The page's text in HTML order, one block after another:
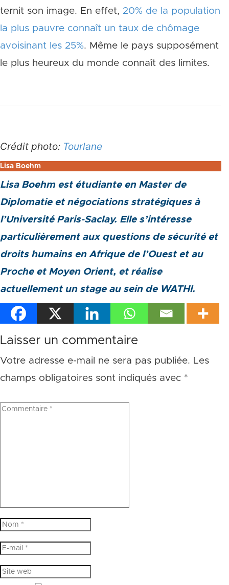
ternit son image. En effet, 20% de la population
la plus pauvre connaît un taux de chômage
avoisinant les 25%. Même le pays supposément
le plus heureux du monde connaît des limites.
Crédit photo: Tourlane
Lisa Boehm
Lisa Boehm est étudiante en Master de
Diplomatie et négociations stratégiques à
l’Université Paris-Saclay. Elle s’intéresse
particulièrement aux questions de sécurité et
droits humains en Afrique de l’Ouest et au
Proche et Moyen Orient, et réalise
actuellement un stage au sein de WATHI.
Laisser un commentaire
Votre adresse e-mail ne sera pas publiée. Les
champs obligatoires sont indiqués avec *